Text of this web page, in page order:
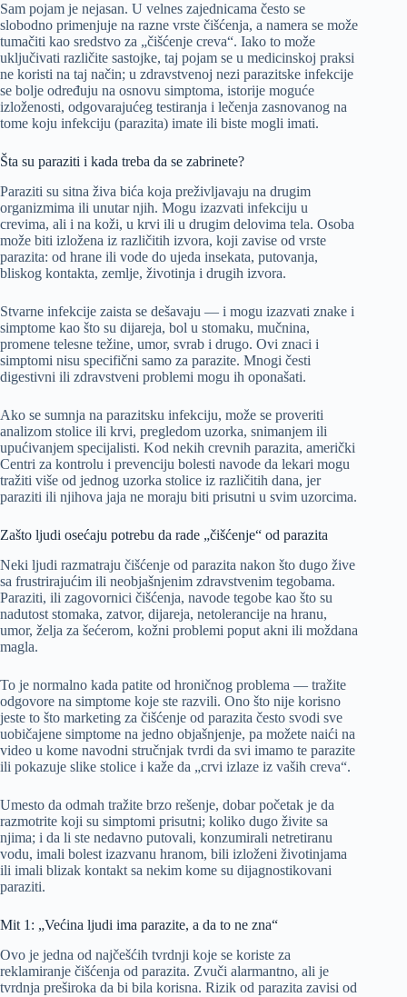
Sam pojam je nejasan. U velnes zajednicama često se
slobodno primenjuje na razne vrste čišćenja, a namera se može
tumačiti kao sredstvo za „čišćenje creva“. Iako to može
uključivati različite sastojke, taj pojam se u medicinskoj praksi
ne koristi na taj način; u zdravstvenoj nezi parazitske infekcije
se bolje određuju na osnovu simptoma, istorije moguće
izloženosti, odgovarajućeg testiranja i lečenja zasnovanog na
tome koju infekciju (parazita) imate ili biste mogli imati.
Šta su paraziti i kada treba da se zabrinete?
Paraziti su sitna živa bića koja preživljavaju na drugim
organizmima ili unutar njih. Mogu izazvati infekciju u
crevima, ali i na koži, u krvi ili u drugim delovima tela. Osoba
može biti izložena iz različitih izvora, koji zavise od vrste
parazita: od hrane ili vode do ujeda insekata, putovanja,
bliskog kontakta, zemlje, životinja i drugih izvora.
Stvarne infekcije zaista se dešavaju — i mogu izazvati znake i
simptome kao što su dijareja, bol u stomaku, mučnina,
promene telesne težine, umor, svrab i drugo. Ovi znaci i
simptomi nisu specifični samo za parazite. Mnogi česti
digestivni ili zdravstveni problemi mogu ih oponašati.
Ako se sumnja na parazitsku infekciju, može se proveriti
analizom stolice ili krvi, pregledom uzorka, snimanjem ili
upućivanjem specijalisti. Kod nekih crevnih parazita, američki
Centri za kontrolu i prevenciju bolesti navode da lekari mogu
tražiti više od jednog uzorka stolice iz različitih dana, jer
paraziti ili njihova jaja ne moraju biti prisutni u svim uzorcima.
Zašto ljudi osećaju potrebu da rade „čišćenje“ od parazita
Neki ljudi razmatraju čišćenje od parazita nakon što dugo žive
sa frustrirajućim ili neobjašnjenim zdravstvenim tegobama.
Paraziti, ili zagovornici čišćenja, navode tegobe kao što su
nadutost stomaka, zatvor, dijareja, netolerancije na hranu,
umor, želja za šećerom, kožni problemi poput akni ili moždana
magla.
To je normalno kada patite od hroničnog problema — tražite
odgovore na simptome koje ste razvili. Ono što nije korisno
jeste to što marketing za čišćenje od parazita često svodi sve
uobičajene simptome na jedno objašnjenje, pa možete naići na
video u kome navodni stručnjak tvrdi da svi imamo te parazite
ili pokazuje slike stolice i kaže da „crvi izlaze iz vaših creva“.
Umesto da odmah tražite brzo rešenje, dobar početak je da
razmotrite koji su simptomi prisutni; koliko dugo živite sa
njima; i da li ste nedavno putovali, konzumirali netretiranu
vodu, imali bolest izazvanu hranom, bili izloženi životinjama
ili imali blizak kontakt sa nekim kome su dijagnostikovani
paraziti.
Mit 1: „Većina ljudi ima parazite, a da to ne zna“
Ovo je jedna od najčešćih tvrdnji koje se koriste za
reklamiranje čišćenja od parazita. Zvuči alarmantno, ali je
tvrdnja preširoka da bi bila korisna. Rizik od parazita zavisi od